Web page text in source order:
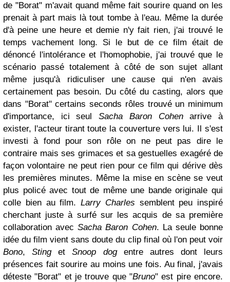
de "Borat" m'avait quand même fait sourire quand on les
prenait à part mais là tout tombe à l'eau. Même la durée
d'à peine une heure et demie n'y fait rien, j'ai trouvé le
temps vachement long. Si le but de ce film était de
dénoncé l'intolérance et l'homophobie, j'ai trouvé que le
scénario passé totalement à côté de son sujet allant
même jusqu'à ridiculiser une cause qui n'en avais
certainement pas besoin. Du côté du casting, alors que
dans "Borat" certains seconds rôles trouvé un minimum
d'importance, ici seulSacha Baron Cohenarrive à
exister, l'acteur tirant toute la couverture vers lui. Il s'est
investi à fond pour son rôle on ne peut pas dire le
contraire mais ses grimaces et sa gestuelles exagéré de
façon volontaire ne peut rien pour ce film qui dérive dès
les premières minutes. Même la mise en scène se veut
plus policé avec tout de même une bande originale qui
colle bien au film. Larry Charles semblent peu inspiré
cherchant juste à surfé sur les acquis de sa première
collaboration avecSacha Baron Cohen. La seule bonne
idée du film vient sans doute du clip final où l'on peut voir
Bono,StingetSnoop dogentre autres dont leurs
présences fait sourire au moins une fois. Au final, j'avais
déteste "Borat" et je trouve que "Bruno" est pire encore.